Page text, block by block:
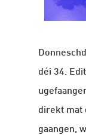
déi 34.
direkt mat
gaangen,